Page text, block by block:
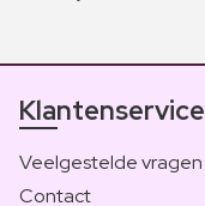
Klantenservice
Veelgestelde vragen
Contact